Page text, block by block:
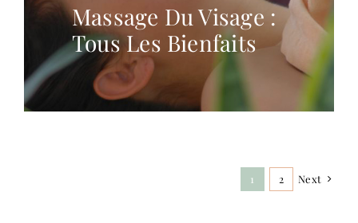
Massage Du Visage :
Tous Les Bienfaits
1 2 Next